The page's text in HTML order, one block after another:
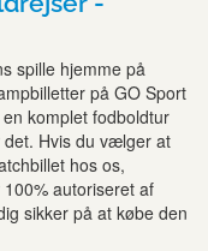
spille hjemme på
på GO Sport
komplet fodboldtur
det. Hvis du vælger at
hos os,
autoriseret af
sikker på at købe den